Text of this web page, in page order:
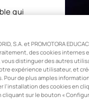
qui
S.A. et PROMOTORA
des cookies internes
distinguer des autres
expérience utilisateur, et
de plus amples
l’installation des cookies en
sur le bouton «